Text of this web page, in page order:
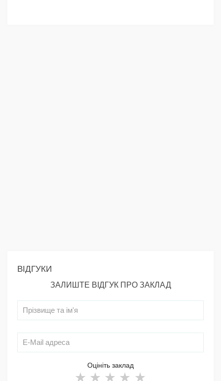
ВІДГУКИ
ЗАЛИШТЕ ВІДГУК ПРО ЗАКЛАД
Оцініть заклад